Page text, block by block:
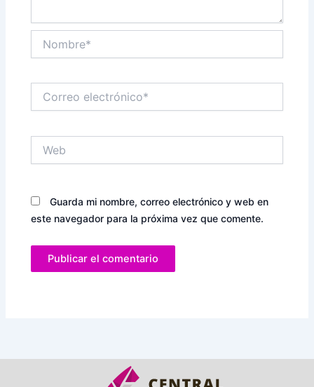
electrónico*
Guarda mi nombre, correo electrónico y web en
este navegador para la próxima vez que comente.